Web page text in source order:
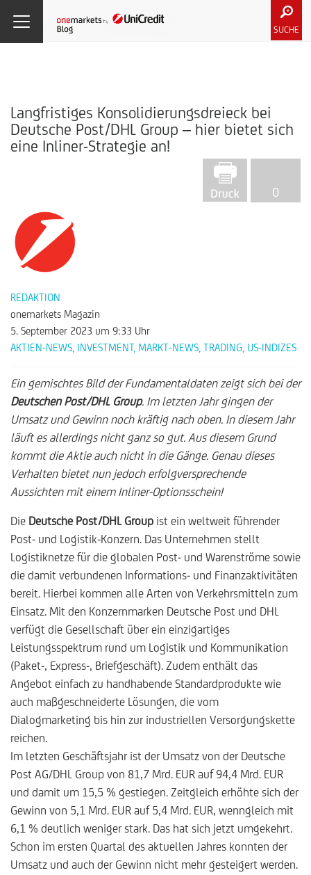
SUCHE
Langfristiges Konsolidierungsdreieck bei
Deutsche Post/DHL Group – hier bietet sich
eine Inliner-Strategie an!
0
REDAKTION
onemarkets Magazin
5. September 2023 um 9:33 Uhr
AKTIEN-NEWS INVESTMENT, MARKT-NEWS TRADING US-INDIZES
Ein gemischtes Bild der Fundamentaldaten zeigt sich bei der
Deutschen Post/DHL Group. Im letzten Jahr gingen der
Umsatz und Gewinn noch kräftig nach oben. In diesem Jahr
läuft es allerdings nicht ganz so gut. Aus diesem Grund
kommt die Aktie auch nicht in die Gänge. Genau dieses
Verhalten bietet nun jedoch erfolgversprechende
Aussichten mit einem Inliner-Optionsschein!
Die Deutsche Post/DHL Group ist ein weltweit führender
Post- und Logistik-Konzern. Das Unternehmen stellt
Logistiknetze für die globalen Post- und Warenströme sowie
die damit verbundenen Informations- und Finanzaktivitäten
bereit. Hierbei kommen alle Arten von Verkehrsmitteln zum
Einsatz. Mit den Konzernmarken Deutsche Post und DHL
verfügt die Gesellschaft über ein einzigartiges
Leistungsspektrum rund um Logistik und Kommunikation
(Paket-, Express-, Briefgeschäft). Zudem enthält das
Angebot einfach zu handhabende Standardprodukte wie
auch maßgeschneiderte Lösungen, die vom
Dialogmarketing bis hin zur industriellen Versorgungskette
reichen.
Im letzten Geschäftsjahr ist der Umsatz von der Deutsche
Post AG/DHL Group von 81,7 Mrd. EUR auf 94,4 Mrd. EUR
und damit um 15,5 % gestiegen. Zeitgleich erhöhte sich der
Gewinn von 5,1 Mrd. EUR auf 5,4 Mrd. EUR, wenngleich mit
6,1 % deutlich weniger stark. Das hat sich jetzt umgekehrt.
Schon im ersten Quartal des aktuellen Jahres konnten der
Umsatz und auch der Gewinn nicht mehr gesteigert werden.